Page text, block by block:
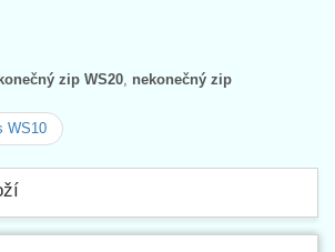
zip WS20 nekonečný zip
WS10